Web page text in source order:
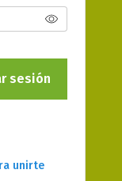
sesión
unirte